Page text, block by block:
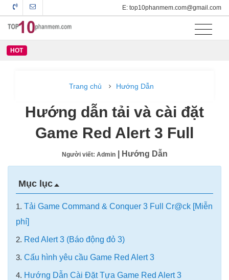
E: top10phanmem.com@gmail.com
HOT
Trang chủ Hướng Dẫn
Hướng dẫn tải và cài đặt
Game Red Alert 3 Full
Người viết: Admin | Hướng Dẫn
Mục lục
1. Tải Game Command & Conquer 3 Full Cr@ck [Miễn
phí]
2. Red Alert 3 (Báo động đỏ 3)
3. Cấu hình yêu cầu Game Red Alert 3
4. Hướng Dẫn Cài Đặt Tựa Game Red Alert 3